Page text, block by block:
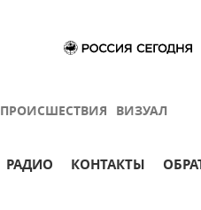
ПРОИСШЕСТВИЯ ВИЗУАЛ
РАДИО КОНТАКТЫ